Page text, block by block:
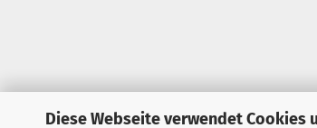
Diese Webseite verwendet Cookies